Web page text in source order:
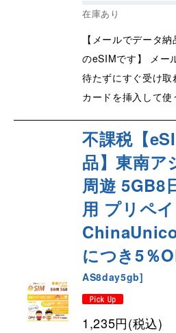
在庫あり
【メールでデータ
のeSIMです】 メー
待たずにすぐ受け
カードを挿入して
不課税【
品】東南ア
周遊 5GB8
用 プリペ
につき5％
AS8day5gb]
1,235円(税込)